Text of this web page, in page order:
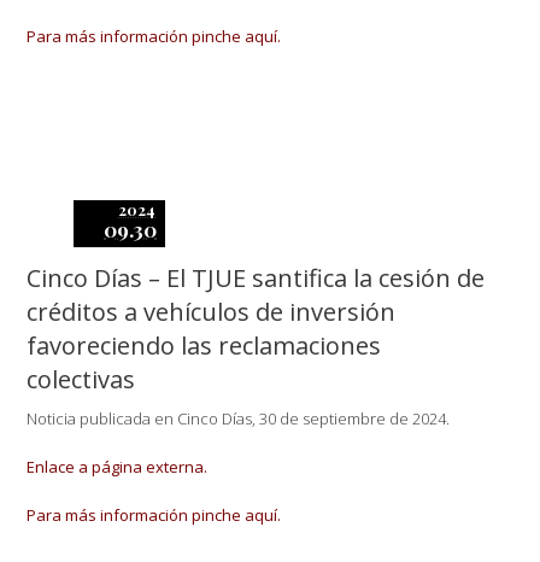
Para más información pinche aquí.
2024
09.30
Cinco Días – El TJUE santifica la cesión de
créditos a vehículos de inversión
favoreciendo las reclamaciones
colectivas
Noticia publicada en Cinco Días, 30 de septiembre de 2024.
Enlace a página externa.
Para más información pinche aquí.